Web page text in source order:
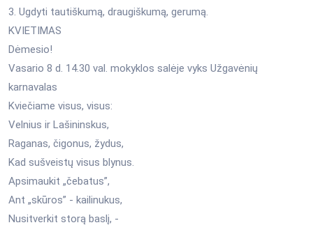
3. Ugdyti tautiškumą, draugiškumą, gerumą.
KVIETIMAS
Dėmesio!
Vasario 8 d. 14.30 val. mokyklos salėje vyks Užgavėnių
karnavalas
Kviečiame visus, visus:
Velnius ir Lašininskus,
Raganas, čigonus, žydus,
Kad sušveistų visus blynus.
Apsimaukit „čebatus”,
Ant „skūros” - kailinukus,
Nusitverkit storą baslį, -